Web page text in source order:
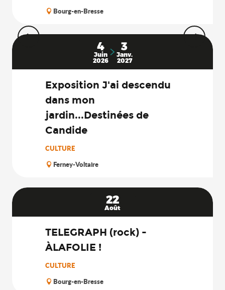
Bourg-en-Bresse
4
Juin
2026
3
Janv.
2027
Exposition J'ai descendu
dans mon
jardin...Destinées de
Candide
CULTURE
Ferney-Voltaire
22
Août
TELEGRAPH (rock) -
ÀLAFOLIE !
CULTURE
Bourg-en-Bresse